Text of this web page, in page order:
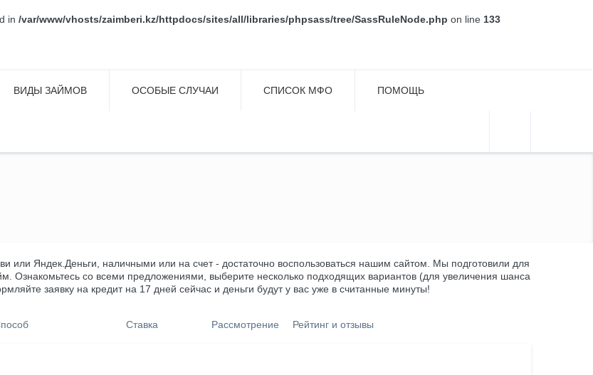
in /var/www/vhosts/zaimberi.kz/httpdocs/sites/all/libraries/phpsass/tree/SassRuleNode.php on line 133
ВИДЫ ЗАЙМОВ ОСОБЫЕ СЛУЧАИ СПИСОК МФО ПОМОЩЬ
или Яндек.Деньги, наличными или на счет - достаточно воспользоваться нашим сайтом. Мы подготовили для
Ознакомьтесь со всеми предложениями, выберите несколько подходящих вариантов (для увеличения шанса
заявку на кредит на 17 дней сейчас и деньги будут у вас уже в считанные минуты!
Ставка Рассмотрение Рейтинг и отзывы